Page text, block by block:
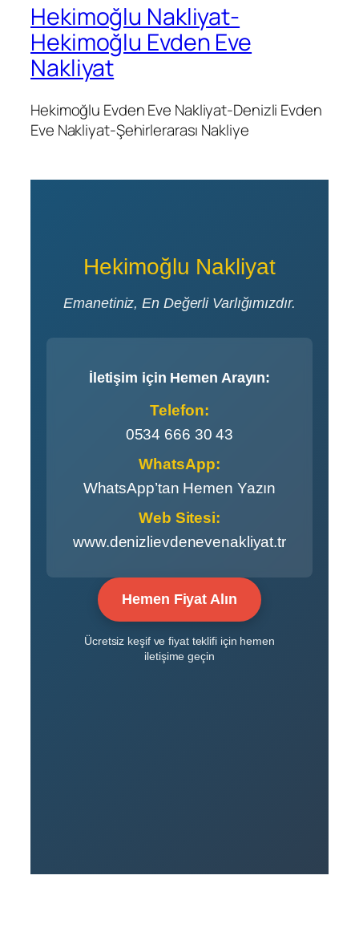
Hekimoğlu Nakliyat-
Hekimoğlu Evden Eve
Nakliyat
Hekimoğlu Evden Eve Nakliyat-Denizli Evden
Eve Nakliyat-Şehirlerarası Nakliye
Hekimoğlu Nakliyat
Emanetiniz, En Değerli Varlığımızdır.
İletişim için Hemen Arayın:
Telefon:
0534 666 30 43
WhatsApp:
WhatsApp’tan Hemen Yazın
Web Sitesi:
www.denizlievdenevenakliyat.tr
Hemen Fiyat Alın
Ücretsiz keşif ve fiyat teklifi için hemen
iletişime geçin